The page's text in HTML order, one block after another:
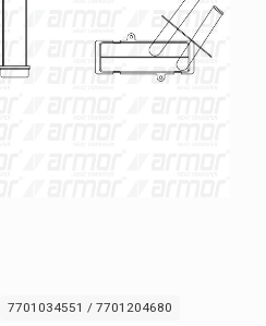
7701034551 / 7701204680